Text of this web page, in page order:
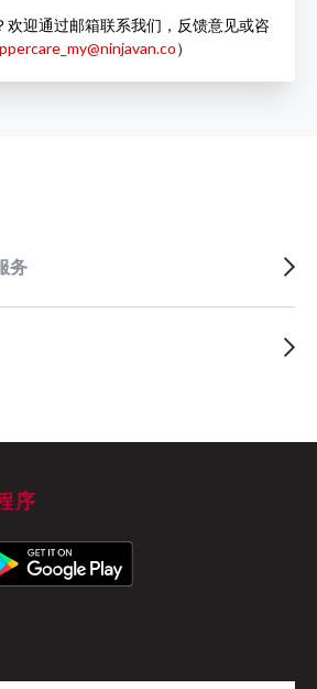
务
欢迎通过邮箱联系我们，反馈意见或咨
）
序